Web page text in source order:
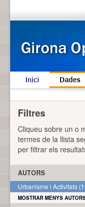
Inici Dades
Filtres
Cliqueu sobre un o
termes de la llista
per filtrar els
AUTORS
Urbanisme i Activitats
MOSTRAR MENYS